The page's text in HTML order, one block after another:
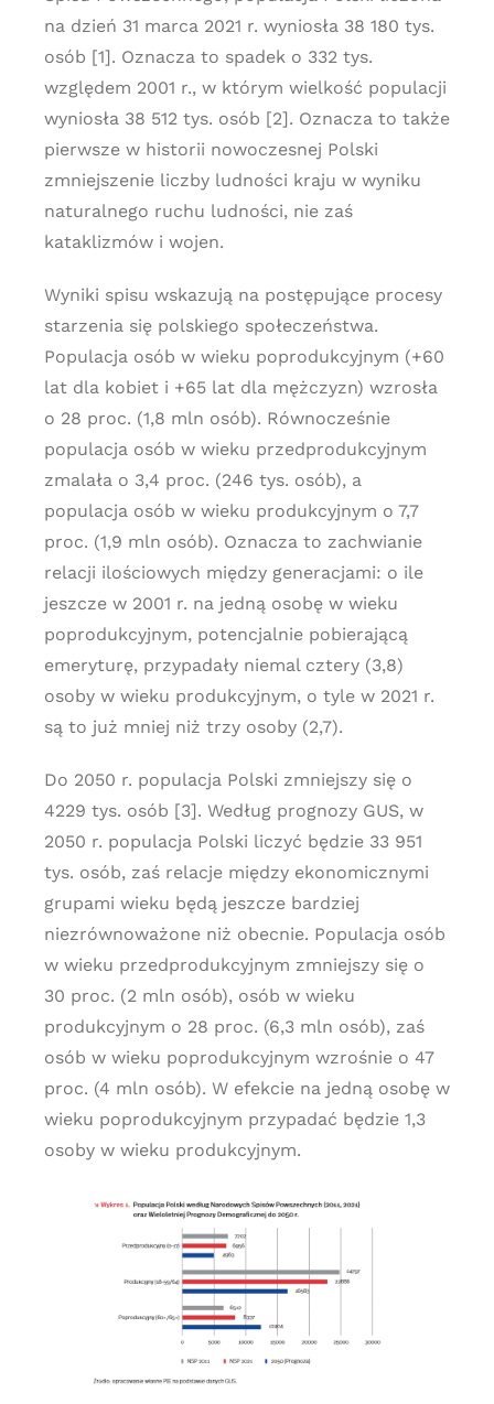
na dzień 31 marca 2021 r. wyniosła 38 180 tys.
osób [1]. Oznacza to spadek o 332 tys.
względem 2001 r., w którym wielkość populacji
wyniosła 38 512 tys. osób [2]. Oznacza to także
pierwsze w historii nowoczesnej Polski
zmniejszenie liczby ludności kraju w wyniku
naturalnego ruchu ludności, nie zaś
kataklizmów i wojen.
Wyniki spisu wskazują na postępujące procesy
starzenia się polskiego społeczeństwa.
Populacja osób w wieku poprodukcyjnym (+60
lat dla kobiet i +65 lat dla mężczyzn) wzrosła
o 28 proc. (1,8 mln osób). Równocześnie
populacja osób w wieku przedprodukcyjnym
zmalała o 3,4 proc. (246 tys. osób), a
populacja osób w wieku produkcyjnym o 7,7
proc. (1,9 mln osób). Oznacza to zachwianie
relacji ilościowych między generacjami: o ile
jeszcze w 2001 r. na jedną osobę w wieku
poprodukcyjnym, potencjalnie pobierającą
emeryturę, przypadały niemal cztery (3,8)
osoby w wieku produkcyjnym, o tyle w 2021 r.
są to już mniej niż trzy osoby (2,7).
Do 2050 r. populacja Polski zmniejszy się o
4229 tys. osób [3]. Według prognozy GUS, w
2050 r. populacja Polski liczyć będzie 33 951
tys. osób, zaś relacje między ekonomicznymi
grupami wieku będą jeszcze bardziej
niezrównoważone niż obecnie. Populacja osób
w wieku przedprodukcyjnym zmniejszy się o
30 proc. (2 mln osób), osób w wieku
produkcyjnym o 28 proc. (6,3 mln osób), zaś
osób w wieku poprodukcyjnym wzrośnie o 47
proc. (4 mln osób). W efekcie na jedną osobę w
wieku poprodukcyjnym przypadać będzie 1,3
osoby w wieku produkcyjnym.